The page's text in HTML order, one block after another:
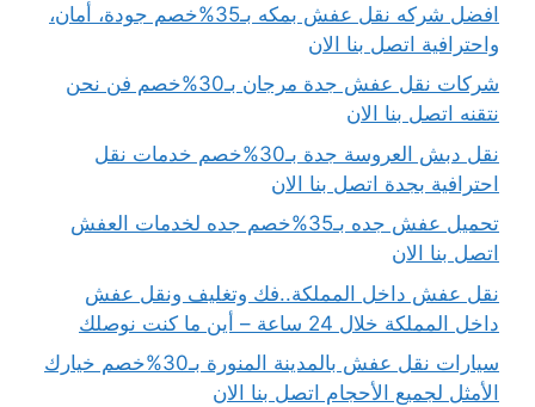
افضل شركه نقل عفش بمكه بـ35%خصم جودة، أمان،
واحترافية اتصل بنا الان
شركات نقل عفش جدة مرجان بـ30%خصم فن نحن
نتقنه اتصل بنا الان
نقل دبش العروسة جدة بـ30%خصم خدمات نقل
احترافية بجدة اتصل بنا الان
تحميل عفش جده بـ35%خصم جده لخدمات العفش
اتصل بنا الان
نقل عفش داخل المملكة..فك وتغليف ونقل عفش
داخل المملكة خلال 24 ساعة – أين ما كنت نوصلك
سيارات نقل عفش بالمدينة المنورة بـ30%خصم خيارك
الأمثل لجميع الأحجام اتصل بنا الان